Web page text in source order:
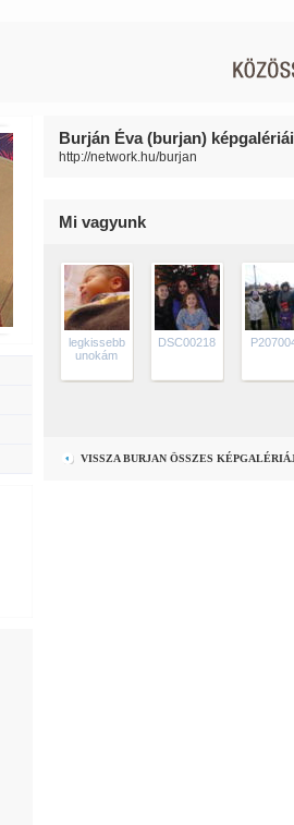
Burján Éva (burjan) képgalériái
http://network.hu/burjan
Mi vagyunk
legkissebb
unokám
DSC00218
VISSZA BURJAN ÖSSZES